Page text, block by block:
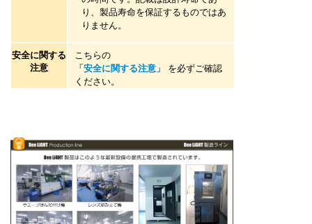
り、製品寿命を保証するものではあ
りません。
安全に関する
注意
こちらの
「安全に関する注意」 を必ずご確認
ください。